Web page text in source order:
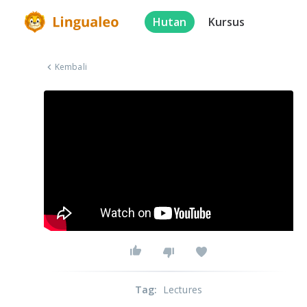
Hutan Kursus
Kembali
Tag: Lectures